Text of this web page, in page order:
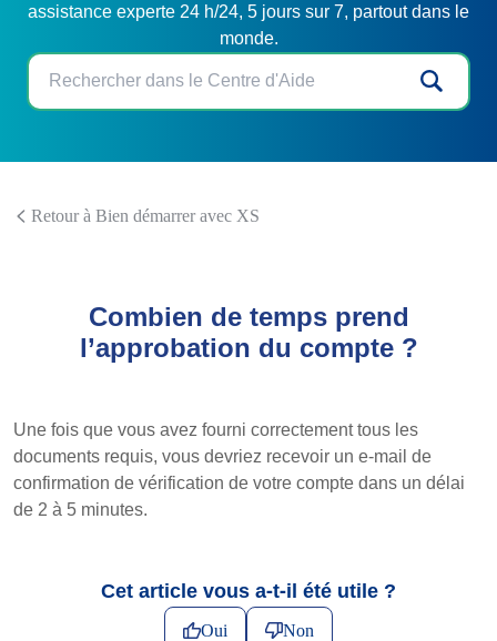
assistance experte 24 h/24, 5 jours sur 7, partout dans le
monde.
Retour à Bien démarrer avec XS
Combien de temps prend
l’approbation du compte ?
Une fois que vous avez fourni correctement tous les
documents requis, vous devriez recevoir un e-mail de
confirmation de vérification de votre compte dans un délai
de 2 à 5 minutes.
Cet article vous a-t-il été utile ?
Oui Non